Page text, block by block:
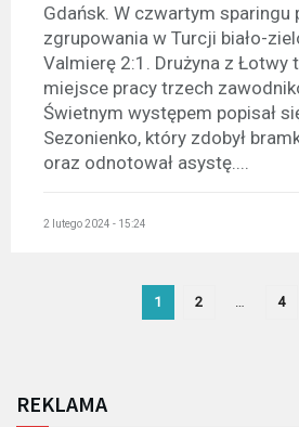
Gdańsk. W czwartym sparingu
zgrupowania w Turcji biało-
Valmierę 2:1. Drużyna z Łotwy
miejsce pracy trzech
Świetnym występem popisał
Sezonienko, który zdobył
oraz odnotował asystę....
2 lutego 2024 - 15:24
1 2 … 4
REKLAMA